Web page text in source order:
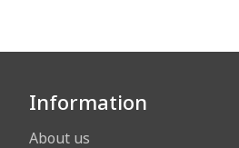
Information
About us